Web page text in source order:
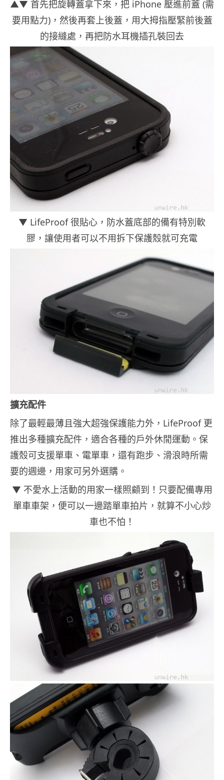
▲▼ 首先把旋轉蓋拿下來，把 iPhone 壓進前蓋 (需
要用點力)，然後再套上後蓋，用大拇指壓緊前後蓋
的接縫處，再把防水耳機插孔裝回去
▼ LifeProof 很貼心，防水蓋底部的備有特別軟
膠，讓使用者可以不用拆下保護殼就可充電
擴充配件
除了最輕最薄且強大超強保護能力外，LifeProof 更
推出多種擴充配件，適合各種的戶外休閒運動。保
護殼可支援單車、電單車，還有跑步、滑浪時所需
要的週邊，用家可另外選購。
▼ 不愛水上活動的用家一樣照顧到！只要配備專用
單車車架，便可以一邊踏單車拍片，就算不小心炒
車也不怕！